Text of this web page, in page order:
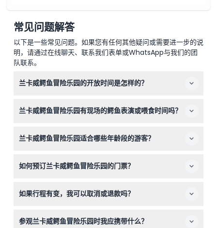
常见问题解答
以下是一些常见问题。如果您有任何其他疑问或需要进一步的说
明，请通过在线聊天、联系我们表单或WhatsApp与我们的团
队联系。
兰卡威鳄鱼冒险乐园的开放时间是怎样的？
午9:30至下午5:00（可能会变动—请在预订时确认）。
兰卡威鳄鱼冒险乐园有现场的鳄鱼表演或喂食时间吗？
11:45、下午1:15及3:15的巨鳄喂食时间，另有下午2:00的恐
兰卡威鳄鱼冒险乐园适合哪些年龄段的游客？
付费成人陪同下免费入园。
如何预订兰卡威鳄鱼冒险乐园的门票？
期；门票自发出票日起6个月内有效，您可灵活安排游玩时
如果行程有变，我可以取消或退款吗？
行预订。
参观兰卡威鳄鱼冒险乐园时我应携带什么？